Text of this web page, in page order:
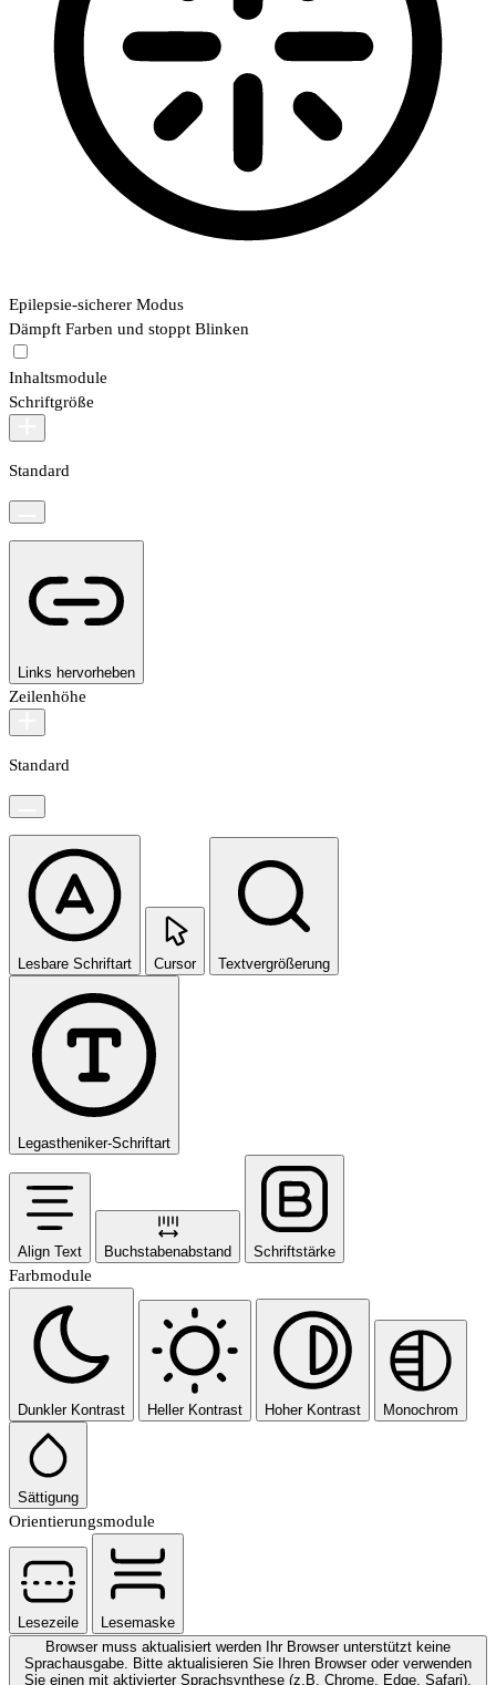
Epilepsie-sicherer Modus
Dämpft Farben und stoppt Blinken
Inhaltsmodule
Schriftgröße
Standard
Links hervorheben
Zeilenhöhe
Standard
Lesbare Schriftart Cursor Textvergrößerung
Legastheniker-Schriftart
Align Text Buchstabenabstand Schriftstärke
Farbmodule
Dunkler Kontrast Heller Kontrast Hoher Kontrast Monochrom
Sättigung
Orientierungsmodule
Lesezeile
Lesemaske
Browser muss aktualisiert werden
Ihr Browser unterstützt keine
Sprachausgabe. Bitte aktualisieren Sie Ihren Browser oder verwenden
Sie einen mit aktivierter Sprachsynthese (z.B. Chrome, Edge, Safari).